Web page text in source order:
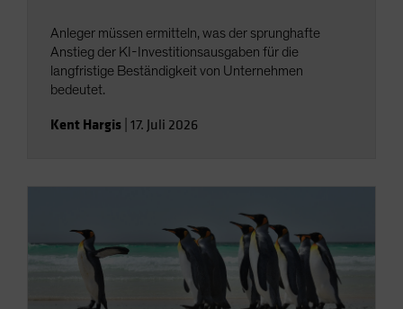
Anleger müssen ermitteln, was der sprunghafte
Anstieg der KI-Investitionsausgaben für die
langfristige Beständigkeit von Unternehmen
bedeutet.
Kent Hargis 17. Juli 2026